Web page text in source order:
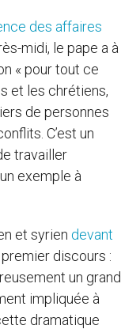
des affaires
midi, le pape a à
« pour tout ce
et les chrétiens,
de personnes
C’est un
travailler
exemple à
et syrien devant
premier discours :
un grand
impliquée à
dramatique